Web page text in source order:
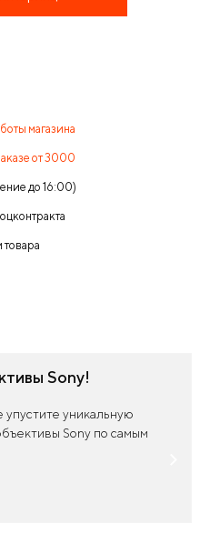
магазина
от 3000
до 16:00)
Sony!
упустите уникальную
Sony по самым